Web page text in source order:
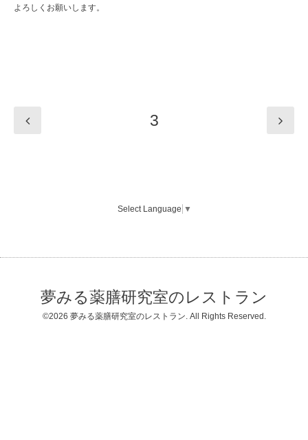
よろしくお願いします。
3
Select Language ▼
夢みる薬膳研究室のレストラン
©2026 夢みる薬膳研究室のレストラン. All Rights Reserved.